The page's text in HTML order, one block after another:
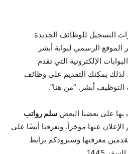
التسجيل للوظائف الجديدة
الرسمي لبوابة أبشر
الإلكترونية التي تقدم
لذلك يمكنك التقديم على وظائف
التوظيف أبشر. “من هنا”.
على بعضنا البعض سلم رواتب
الإعلان عنها مؤخراً. وتعرفنا أيضًا على
معرفتها وسنزودكم برابط